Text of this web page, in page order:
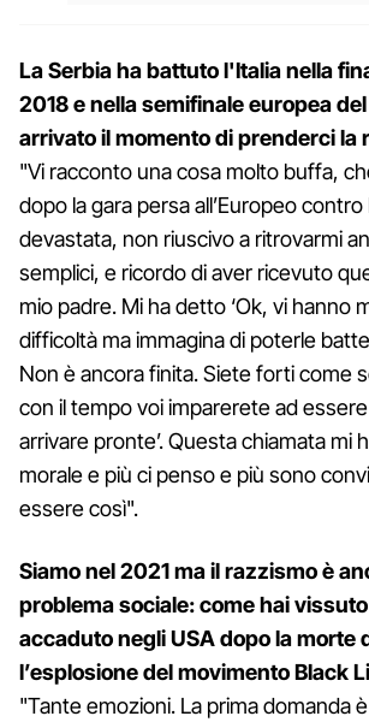
La Serbia ha battuto l'Italia nella
2018 e nella semifinale europea
arrivato il momento di prenderci la
"Vi racconto una cosa molto buffa,
dopo la gara persa all’Europeo contro
devastata, non riuscivo a ritrovarmi
semplici, e ricordo di aver ricevuto
mio padre. Mi ha detto ‘Ok, vi hanno
difficoltà ma immagina di poterle
Non è ancora finita. Siete forti come
con il tempo voi imparerete ad
arrivare pronte’. Questa chiamata mi
morale e più ci penso e più sono
essere così".
Siamo nel 2021 ma il razzismo è
problema sociale: come hai
accaduto negli USA dopo la morte
l’esplosione del movimento Black
"Tante emozioni. La prima domanda